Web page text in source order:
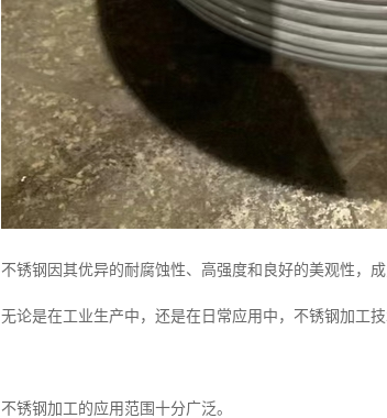
不锈钢因其优异的耐腐蚀性、高强度和良好的美观性，
无论是在工业生产中，还是在日常应用中，不锈钢加工
不锈钢加工的应用范围十分广泛。